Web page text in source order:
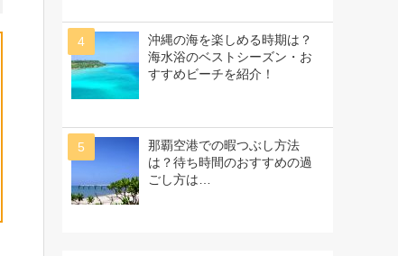
沖縄の海を楽しめる時期は？
海水浴のベストシーズン・お
すすめビーチを紹介！
那覇空港での暇つぶし方法
は？待ち時間のおすすめの過
ごし方は…